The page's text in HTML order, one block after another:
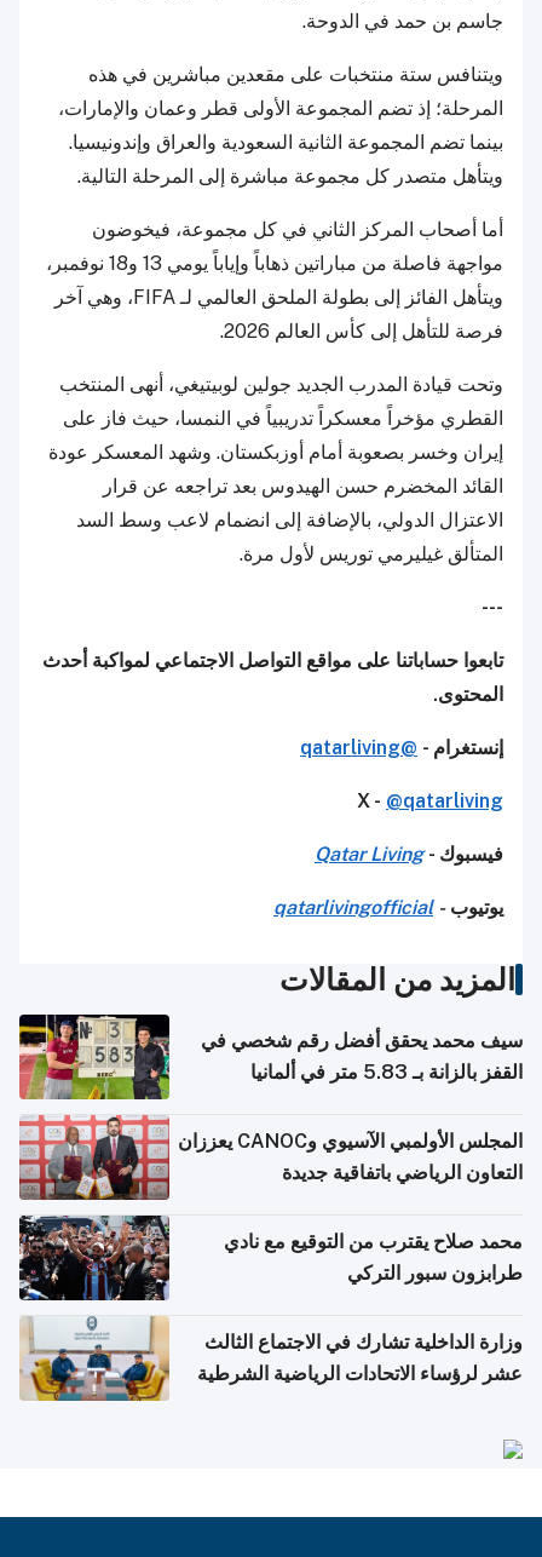
جاسم بن حمد في الدوحة.
ويتنافس ستة منتخبات على مقعدين مباشرين في هذه
المرحلة؛ إذ تضم المجموعة الأولى قطر وعمان والإمارات،
بينما تضم المجموعة الثانية السعودية والعراق وإندونيسيا.
ويتأهل متصدر كل مجموعة مباشرة إلى المرحلة التالية.
أما أصحاب المركز الثاني في كل مجموعة، فيخوضون
مواجهة فاصلة من مباراتين ذهاباً وإياباً يومي 13 و18 نوفمبر،
ويتأهل الفائز إلى بطولة الملحق العالمي لـ FIFA، وهي آخر
فرصة للتأهل إلى كأس العالم 2026.
وتحت قيادة المدرب الجديد جولين لوبيتيغي، أنهى المنتخب
القطري مؤخراً معسكراً تدريبياً في النمسا، حيث فاز على
إيران وخسر بصعوبة أمام أوزبكستان. وشهد المعسكر عودة
القائد المخضرم حسن الهيدوس بعد تراجعه عن قرار
الاعتزال الدولي، بالإضافة إلى انضمام لاعب وسط السد
المتألق غيليرمي توريس لأول مرة.
---
تابعوا حساباتنا على مواقع التواصل الاجتماعي لمواكبة أحدث
المحتوى.
إنستغرام - @qatarliving
X - @qatarliving
فيسبوك -Qatar Living
يوتيوب-
qatarlivingofficial
المزيد من المقالات
سيف محمد يحقق أفضل رقم شخصي في
القفز بالزانة بـ 5.83 متر في ألمانيا
المجلس الأولمبي الآسيوي وCANOC يعززان
التعاون الرياضي باتفاقية جديدة
محمد صلاح يقترب من التوقيع مع نادي
طرابزون سبور التركي
وزارة الداخلية تشارك في الاجتماع الثالث
عشر لرؤساء الاتحادات الرياضية الشرطية